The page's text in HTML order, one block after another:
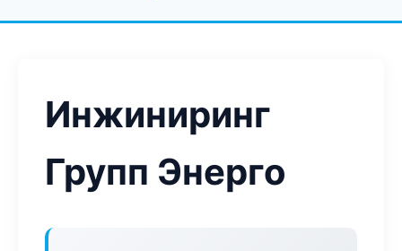
Инжиниринг
Групп Энерго